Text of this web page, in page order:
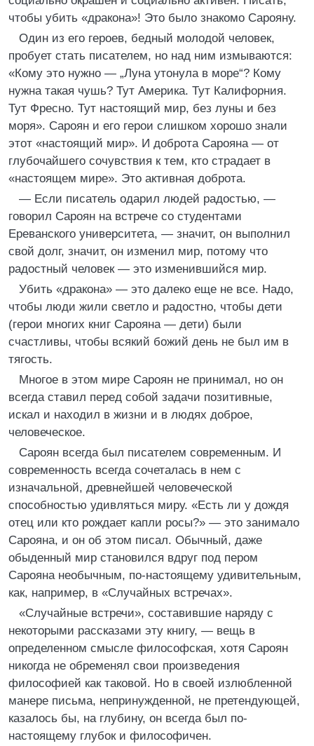
чтобы убить «дракона»! Это было знакомо Сарояну.
Один из его героев, бедный молодой человек,
пробует стать писателем, но над ним измываются:
«Кому это нужно — „Луна утонула в море“? Кому
нужна такая чушь? Тут Америка. Тут Калифорния.
Тут Фресно. Тут настоящий мир, без луны и без
моря». Сароян и его герои слишком хорошо знали
этот «настоящий мир». И доброта Сарояна — от
глубочайшего сочувствия к тем, кто страдает в
«настоящем мире». Это активная доброта.
— Если писатель одарил людей радостью, —
говорил Сароян на встрече со студентами
Ереванского университета, — значит, он выполнил
свой долг, значит, он изменил мир, потому что
радостный человек — это изменившийся мир.
Убить «дракона» — это далеко еще не все. Надо,
чтобы люди жили светло и радостно, чтобы дети
(герои многих книг Сарояна — дети) были
счастливы, чтобы всякий божий день не был им в
тягость.
Многое в этом мире Сароян не принимал, но он
всегда ставил перед собой задачи позитивные,
искал и находил в жизни и в людях доброе,
человеческое.
Сароян всегда был писателем современным. И
современность всегда сочеталась в нем с
изначальной, древнейшей человеческой
способностью удивляться миру. «Есть ли у дождя
отец или кто рождает капли росы?» — это занимало
Сарояна, и он об этом писал. Обычный, даже
обыденный мир становился вдруг под пером
Сарояна необычным, по-настоящему удивительным,
как, например, в «Случайных встречах».
«Случайные встречи», составившие наряду с
некоторыми рассказами эту книгу, — вещь в
определенном смысле философская, хотя Сароян
никогда не обременял свои произведения
философией как таковой. Но в своей излюбленной
манере письма, непринужденной, не претендующей,
казалось бы, на глубину, он всегда был по-
настоящему глубок и философичен.